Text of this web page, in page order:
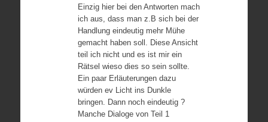
Einzig hier bei den Antworten mach
ich aus, dass man z.B sich bei der
Handlung eindeutig mehr Mühe
gemacht haben soll. Diese Ansicht
teil ich nicht und es ist mir ein
Rätsel wieso dies so sein sollte.
Ein paar Erläuterungen dazu
würden ev Licht ins Dunkle
bringen. Dann noch eindeutig ?
Manche Dialoge von Teil 1